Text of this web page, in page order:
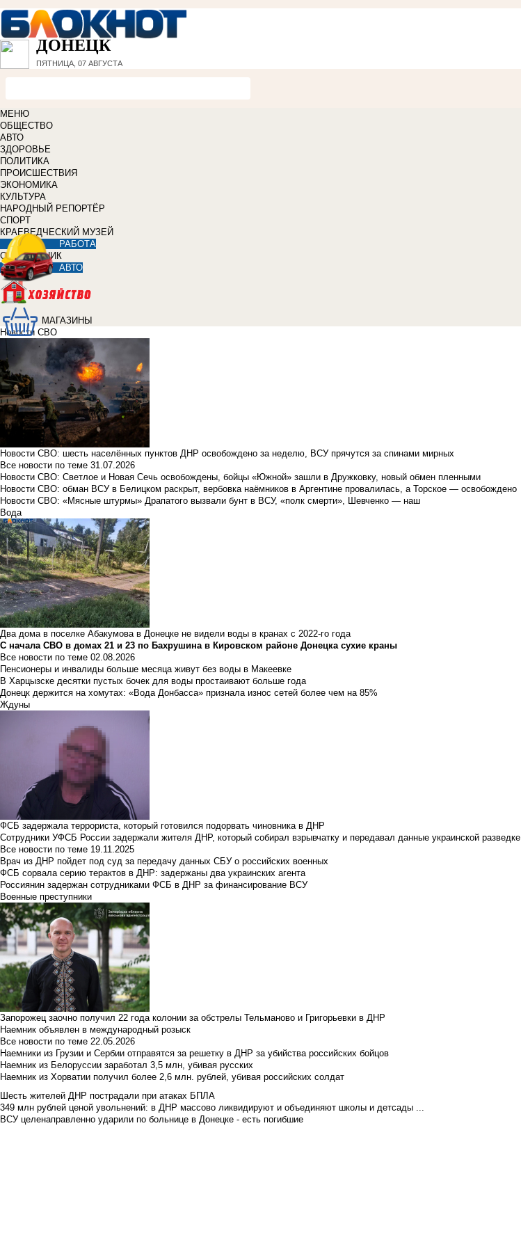
ДОНЕЦК
ПЯТНИЦА, 07 АВГУСТА
МЕНЮ
ОБЩЕСТВО
АВТО
ЗДОРОВЬЕ
ПОЛИТИКА
ПРОИСШЕСТВИЯ
ЭКОНОМИКА
КУЛЬТУРА
НАРОДНЫЙ РЕПОРТЁР
СПОРТ
КРАЕВЕДЧЕСКИЙ МУЗЕЙ
РАБОТА
СПРАВОЧНИК
АВТО
МАГАЗИНЫ
Новости СВО
Новости СВО: шесть населённых пунктов ДНР освобождено за неделю, ВСУ прячутся за спинами мирных
Все новости по теме 31.07.2026
Новости СВО: Светлое и Новая Сечь освобождены, бойцы «Южной» зашли в Дружковку, новый обмен пленными
Новости СВО: обман ВСУ в Белицком раскрыт, вербовка наёмников в Аргентине провалилась, а Торское — освобождено
Новости СВО: «Мясные штурмы» Драпатого вызвали бунт в ВСУ, «полк смерти», Шевченко — наш
Вода
Два дома в поселке Абакумова в Донецке не видели воды в кранах с 2022-го года
С начала СВО в домах 21 и 23 по Бахрушина в Кировском районе Донецка сухие краны
Все новости по теме 02.08.2026
Пенсионеры и инвалиды больше месяца живут без воды в Макеевке
В Харцызске десятки пустых бочек для воды простаивают больше года
Донецк держится на хомутах: «Вода Донбасса» признала износ сетей более чем на 85%
Ждуны
ФСБ задержала террориста, который готовился подорвать чиновника в ДНР
Сотрудники УФСБ России задержали жителя ДНР, который собирал взрывчатку и передавал данные украинской разведке
Все новости по теме 19.11.2025
Врач из ДНР пойдет под суд за передачу данных СБУ о российских военных
ФСБ сорвала серию терактов в ДНР: задержаны два украинских агента
Россиянин задержан сотрудниками ФСБ в ДНР за финансирование ВСУ
Военные преступники
Запорожец заочно получил 22 года колонии за обстрелы Тельманово и Григорьевки в ДНР
Наемник объявлен в международный розыск
Все новости по теме 22.05.2026
Наемники из Грузии и Сербии отправятся за решетку в ДНР за убийства российских бойцов
Наемник из Белоруссии заработал 3,5 млн, убивая русских
Наемник из Хорватии получил более 2,6 млн. рублей, убивая российских солдат
Шесть жителей ДНР пострадали при атаках БПЛА
349 млн рублей ценой увольнений: в ДНР массово ликвидируют и объединяют школы и детсады ...
ВСУ целенаправленно ударили по больнице в Донецке - есть погибшие